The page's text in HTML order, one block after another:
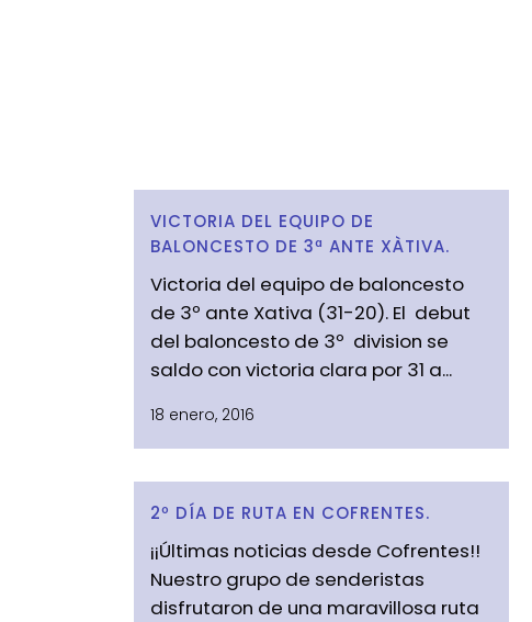
VICTORIA DEL EQUIPO DE
BALONCESTO DE 3ª ANTE XÀTIVA.
Victoria del equipo de baloncesto
de 3º ante Xativa (31-20). El debut
del baloncesto de 3º division se
saldo con victoria clara por 31 a...
18 enero, 2016
2º DÍA DE RUTA EN COFRENTES.
¡¡Últimas noticias desde Cofrentes!!
Nuestro grupo de senderistas
disfrutaron de una maravillosa ruta